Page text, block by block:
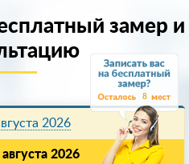
8
замер и
2026
2026